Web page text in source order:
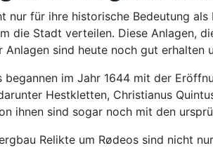
nur für ihre historische Bedeutung
die Stadt verteilen. Diese Anlagen,
sind heute noch gut
im Jahr 1644 mit der
Hestkletten, Christianus
ihnen sind sogar noch mit den
Relikte um Rødeos sind nicht